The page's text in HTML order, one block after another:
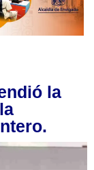
la